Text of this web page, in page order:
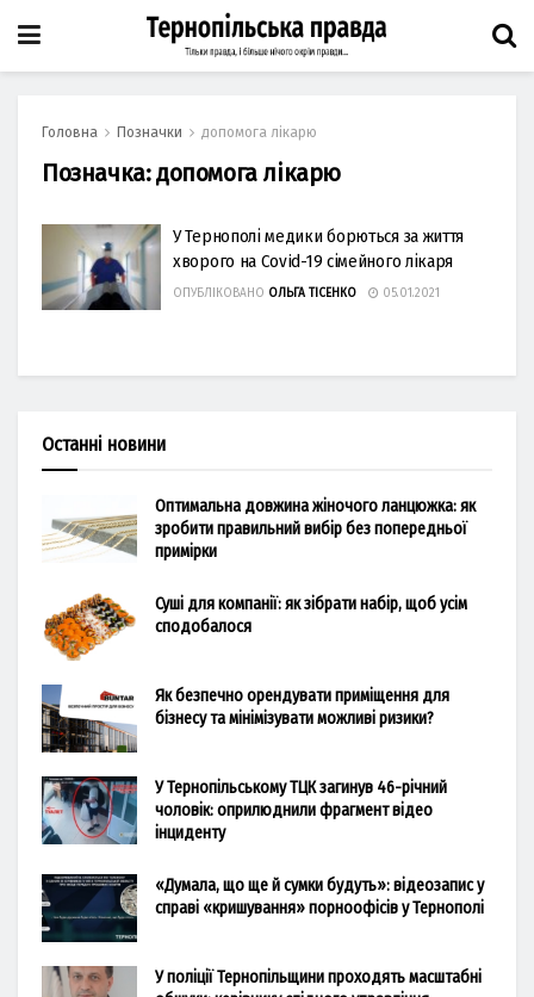
Головна Позначки допомога лікарю
Позначка:допомога лікарю
У Тернополі медики борються за життя
хворого на Covid-19 сімейного лікаря
ОПУБЛІКОВАНО ОЛЬГА ТІСЕНКО 05.01.2021
Останні новини
Оптимальна довжина жіночого ланцюжка: як
зробити правильний вибір без попередньої
примірки
Суші для компанії: як зібрати набір, щоб усім
сподобалося
Як безпечно орендувати приміщення для
бізнесу та мінімізувати можливі ризики?
У Тернопільському ТЦК загинув 46-річний
чоловік: оприлюднили фрагмент відео
інциденту
«Думала, що ще й сумки будуть»: відеозапис у
справі «кришування» порноофісів у Тернополі
У поліції Тернопільщини проходять масштабні